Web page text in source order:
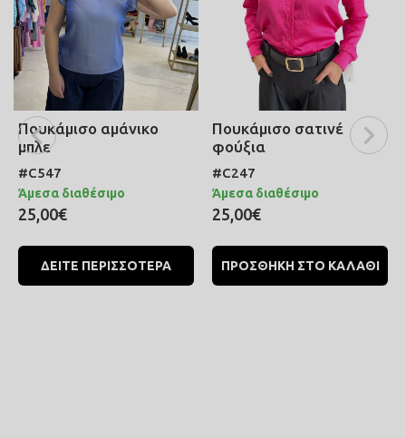
Πουκάμισο αμάνικο
μπλε
#C547
Άμεσα διαθέσιμο
25,00€
ΔΕΙΤΕ ΠΕΡΙΣΣΟΤΕΡΑ
Πουκάμισο σατινέ
φούξια
#C247
Άμεσα διαθέσιμο
25,00€
ΠΡΟΣΘΗΚΗ ΣΤΟ ΚΑΛΑΘΙ